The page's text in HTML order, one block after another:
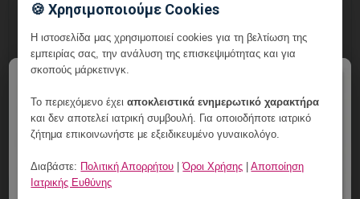
Μήτρα σε Οπίσθια Κλίση: Είναι
Πρόβλημα;
9 Αυγούστου, 2026
Εξειδικευμένη γυναικολογική αξιολόγηση της μήτρας
και εξατομικευμένη καθοδήγηση στη Γλυφάδα.
🍪 Χρησιμοποιούμε Cookies
Η ιστοσελίδα μας χρησιμοποιεί cookies για τη βελτίωση της
εμπειρίας σας, την ανάλυση της επισκεψιμότητας και για
σκοπούς μάρκετινγκ.
Το περιεχόμενο έχειαποκλειστικά ενημερωτικό χαρακτήρα
και δεν αποτελεί ιατρική συμβουλή. Για οποιοδήποτε ιατρικό
ζήτημα επικοινωνήστε με εξειδικευμένο γυναικολόγο.
Διαβάστε: Πολιτική Απορρήτου |Όροι Χρήσης |Αποποίηση
Ιατρικής Ευθύνης